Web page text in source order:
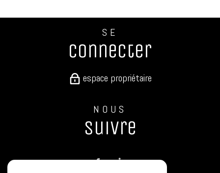
SE
connecter
espace propriétaire
NOUS
suivre